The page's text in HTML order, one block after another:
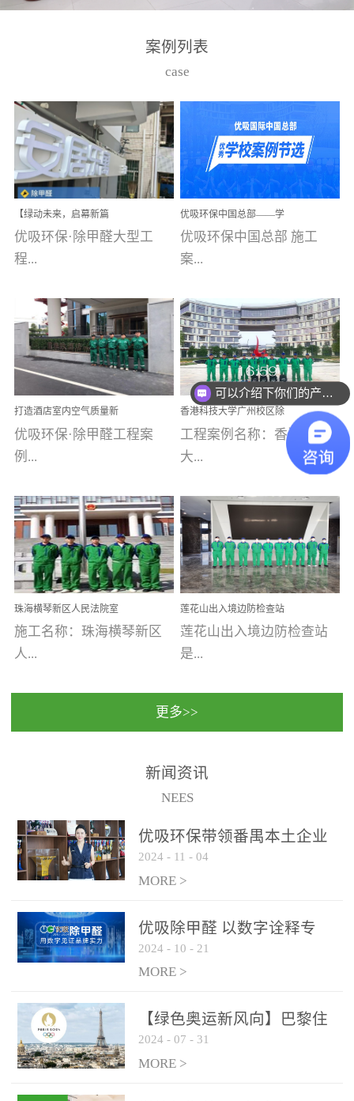
高技能的团队。汇聚了众
取得了多项产品技术专利
和多项国家版权局著作
权，获得高新技术企业称
号。生产优势自主生产自
给自足，优吸公司于2015
在广州番禺区成功建立产
品线生产基地，工厂拥有
自动化生产设备和成熟的
选择源头源材料、严控产
品质量，我们每一批的生
产产品都经过严格的质检
程序；生产车间为优吸总
部和全国分支机构生产光
触媒、净醛王、祛味剂等
优吸系列产品，保质保量
完成生产任务，确保全国
求。资质优势团队优势分
支优势优吸环保是一棵正
茁壮成长的树，只要我们
人人都爱护她、珍惜她、
她将越来越枝繁叶茂，终
将会成为一棵参天大树！
优吸环保截止2020年拥有
全国600家网点分支机构。
案例列表
case
【绿动未来，启幕新篇
章】优吸环保中标深圳安
居乐寓，超大型工装室内
空气治理项目顺利启航，
优吸环保·除甲醛大型工
程...
案例【深圳安居乐寓】室
内空气治理项目深圳安居
乐寓 深圳市安居乐寓
为深圳安居集团旗下城...
优吸环保中国总部——学
校施工案例(节选)
优吸环保中国总部 施工
案...
例(学校工装节选)广州南沙
小学(珠江湾校区)项目地
址：广州市南沙区海滨路
南沙珠江湾江门市蓬江区
禾...
打造酒店室内空气质量新
标杆——优吸环保·标杆之
作：东莞美豪雅致酒店室
内空气治理工程纪实
优吸环保·除甲醛工程案
例...
【东莞美豪雅致酒店】室
内空气治理项目东莞美豪
雅致酒店 东莞美豪雅
致酒店是为中高端人士...
香港科技大学广州校区除
甲醛项目圆满完成
工程案例名称：香港科技
大...
学广州校区室内空气治
理 工程案例地址：广
州南沙区·香港科技大学(广
州)校区 工程案...
珠海横琴新区人民法院室
内除甲醛空气治理项目
施工名称：珠海横琴新区
人...
民法院室内除甲醛空气治
保施工日期：2020年1月珠
莲花山出入境边防检查站
室内除甲醛空气治理项目
莲花山出入境边防检查站
是...
国家通过设在对外开放口
（及各出入境边防检查
更多>>
新闻资讯
NEES
优吸环保带领番禺本​土企业
勇敢破局向“新”
2024 - 11 - 04
MORE >
优吸除甲醛 以数字诠释专
业，尽显除醛品牌实力！
2024 - 10 - 21
MORE >
【绿色奥运新风向】巴黎住
宿风波：优吸环保共建健康
绿色家居
2024 - 07 - 31
MORE >
可以介绍下你们的产品么